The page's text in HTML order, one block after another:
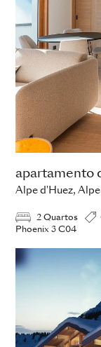
Alpe d'Huez,
2 Quartos
Phoenix 3 C04